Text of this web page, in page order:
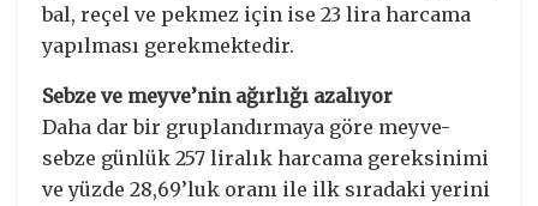
bal, reçel ve pekmez için ise 23 lira harcama
yapılması gerekmektedir.
Sebze ve meyve’nin ağırlığı azalıyor
Daha dar bir gruplandırmaya göre meyve-
sebze günlük 257 liralık harcama gereksinimi
ve yüzde 28,69’luk oranı ile ilk sıradaki yerini